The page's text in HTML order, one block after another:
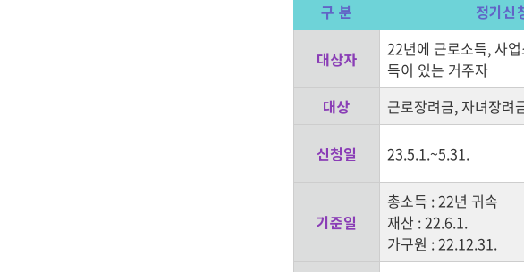
구 분 정기신
대상자
22년에 근로소득, 사
득이 있는 거주자
대상 근로장려금, 자녀장려
신청일 23.5.1.~5.31.
기준일
총소득 : 22년 귀속
재산 : 22.6.1.
가구원 : 22.12.31.